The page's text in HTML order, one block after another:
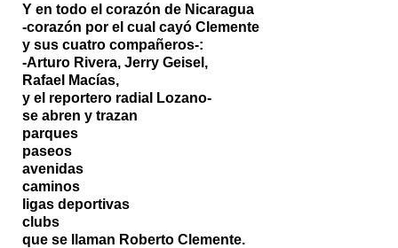
Y en todo el corazón de Nicaragua
-corazón por el cual cayó Clemente
y sus cuatro compañeros-:
-Arturo Rivera, Jerry Geisel,
Rafael Macías,
y el reportero radial Lozano-
se abren y trazan
parques
paseos
avenidas
caminos
ligas deportivas
clubs
que se llaman Roberto Clemente.